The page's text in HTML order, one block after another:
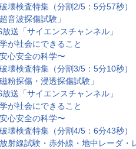
壊検査特集（分割2/5：5分57秒）
超音波探傷試験」
放送「サイエンスチャンネル」
が社会にできること
心安全の科学〜
壊検査特集（分割3/5：5分10秒）
磁粉探傷・浸透探傷試験」
放送「サイエンスチャンネル」
が社会にできること
心安全の科学〜
壊検査特集（分割4/5：6分43秒）
放射線試験・赤外線・地中レーダ・